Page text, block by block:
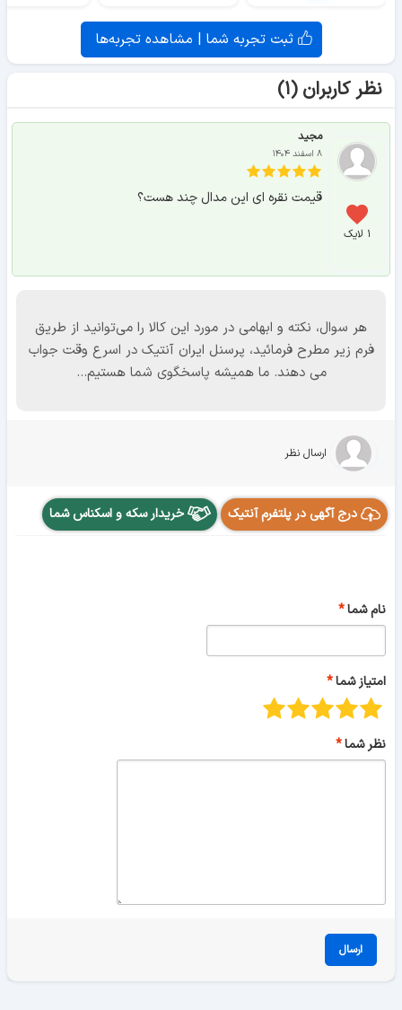
ثبت تجربه شما | مشاهده تجربه‌ها
نظر کاربران (۱)
۱ لایک
مجید
۸ اسفند ۱۴۰۴
قیمت نقره ای این مدال چند هست؟
هر سوال، نکته و ابهامی در مورد این کالا را می‌توانید از طریق
فرم زیر مطرح فرمائید، پرسنل ایران آنتیک در اسرع وقت جواب
می دهند. ما همیشه پاسخگوی شما هستیم...
ارسال نظر
درج آگهی در پلتفرم آنتیک خریدار سکه و اسکناس شما
نام شما
امتیاز شما
نظر شما
ارسال